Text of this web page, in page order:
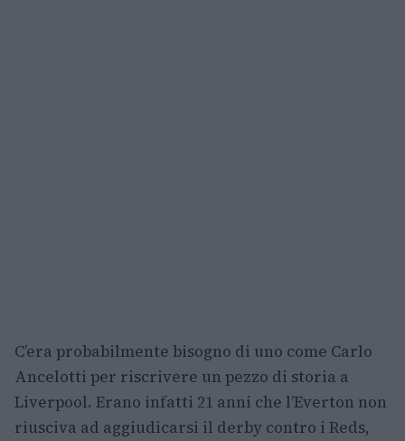
C’era probabilmente bisogno di uno come Carlo
Ancelotti per riscrivere un pezzo di storia a
Liverpool. Erano infatti 21 anni che l’Everton non
riusciva ad aggiudicarsi il derby contro i Reds,